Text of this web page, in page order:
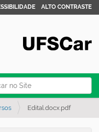
Avançada…
ALTO CONTRASTE
Edital.docx.pdf